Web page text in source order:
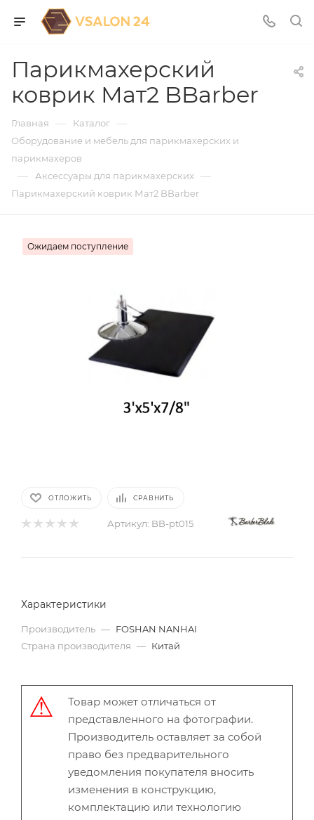
Парикмахерский
коврик Мат2 BBarber
Главная — Каталог —
Оборудование и мебель для парикмахерских и
парикмахеров
— Аксессуары для парикмахерских —
Парикмахерский коврик Мат2 BBarber
Ожидаем поступление
ОТЛОЖИТЬ СРАВНИТЬ
Артикул: BB-pt015
Характеристики
Производитель — FOSHAN NANHAI
Страна производителя — Китай
Товар может отличаться от
представленного на фотографии.
Производитель оставляет за собой
право без предварительного
уведомления покупателя вносить
изменения в конструкцию,
комплектацию или технологию